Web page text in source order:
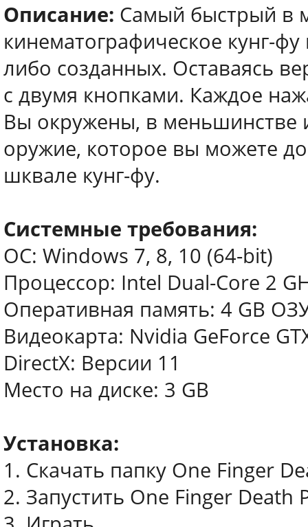
Описание: Самый быстрый в
кинематографическое кунг-
либо созданных. Оставаясь
с двумя кнопками. Каждое
Вы окружены, в меньшинстве
оружие, которое вы можете
шквале кунг-фу.
Системные требования:
ОС: Windows 7, 8, 10 (64-bit)
Процессор: Intel Dual-Core 2
Оперативная память: 4 GB
Видеокарта: Nvidia GeForce
DirectX: Версии 11
Место на диске: 3 GB
Установка:
1. Скачать папку One Finger
2. Запустить One Finger Death